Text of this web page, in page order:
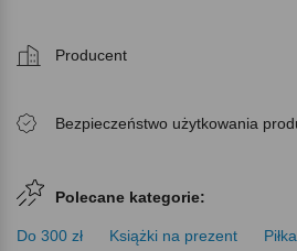
Producent
Bezpieczeństwo użytkowania
Polecane kategorie:
Do 300 zł Książki na prezent